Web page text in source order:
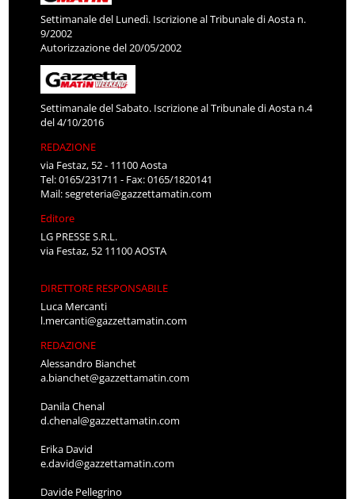
Settimanale del Lunedì. Iscrizione al Tribunale di Aosta n.
9/2002
Autorizzazione del 20/05/2002
Settimanale del Sabato. Iscrizione al Tribunale di Aosta n.4
del 4/10/2016
REDAZIONE
via Festaz, 52 - 11100 Aosta
Tel: 0165/231711 - Fax: 0165/1820141
Mail:segreteria@gazzettamatin.com
Editore
LG PRESSE S.R.L.
via Festaz, 52 11100 AOSTA
DIRETTORE RESPONSABILE
Luca Mercanti
l.mercanti@gazzettamatin.com
REDAZIONE
Alessandro Bianchet
a.bianchet@gazzettamatin.com
Danila Chenal
d.chenal@gazzettamatin.com
Erika David
e.david@gazzettamatin.com
Davide Pellegrino